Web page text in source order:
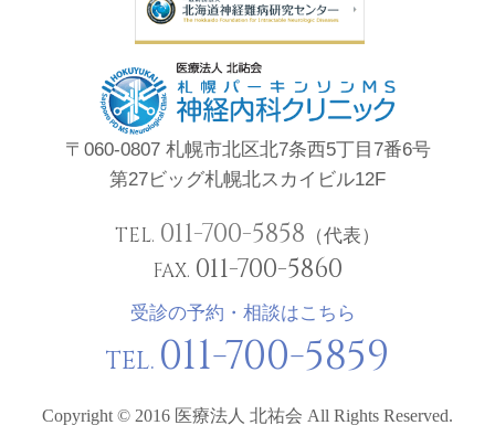
〒060-0807 札幌市北区北7条西5丁目7番6号
第27ビッグ札幌北スカイビル12F
TEL. 011-700-5858 （代表）
FAX. 011-700-5860
受診の予約・相談はこちら
TEL. 011-700-5859
Copyright © 2016 医療法人 北祐会 All Rights Reserved.